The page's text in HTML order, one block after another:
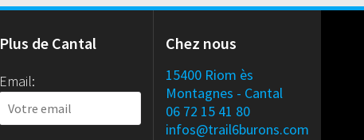
Plus de Cantal
Email:
Chez nous
15400 Riom ès
Montagnes - Cantal
06 72 15 41 80
infos@trail6burons.com